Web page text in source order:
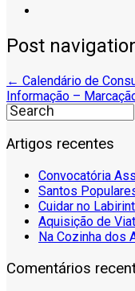
Post
← Calendário de
Informação –
Artigos recentes
Convocatória
Santos
Cuidar no
Aquisição de
Na Cozinha dos
Comentários